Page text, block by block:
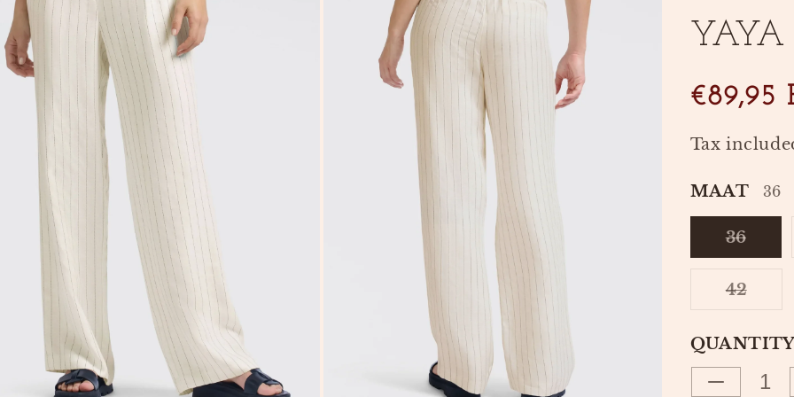
YAYA
€89,95
Tax
MAAT 36
36
OUT
OR
42
OUT
OR
QUANTITY
Decrease